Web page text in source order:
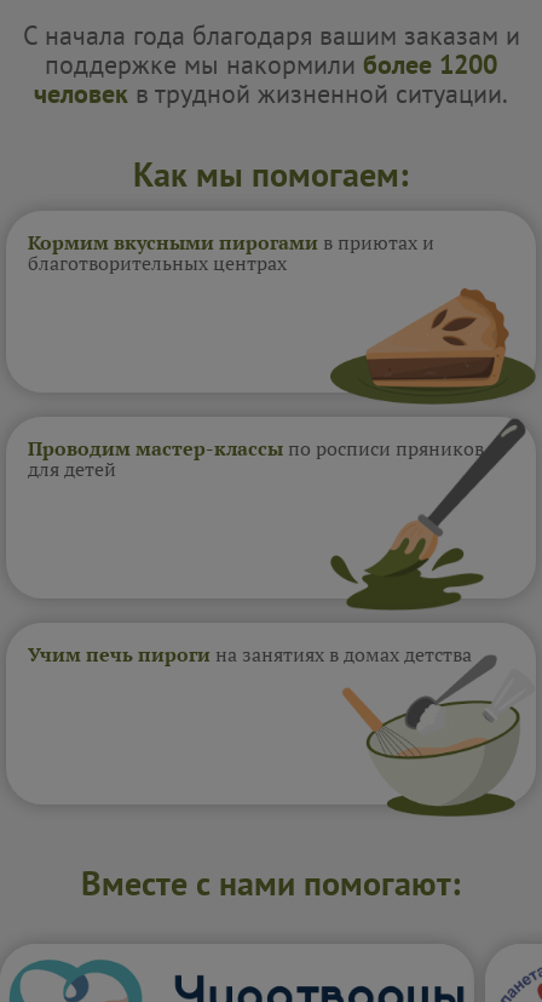
С начала года благодаря вашим заказам и
поддержке мы накормили более 1200
человек в трудной жизненной ситуации.
Как мы помогаем:
Кормим вкусными пирогами в приютах и
благотворительных центрах
Проводим мастер-классы по росписи пряников
для детей
Учим печь пироги на занятиях в домахдетства
Вместе с нами помогают: